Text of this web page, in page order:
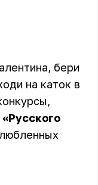
бери
на каток в
«Русского